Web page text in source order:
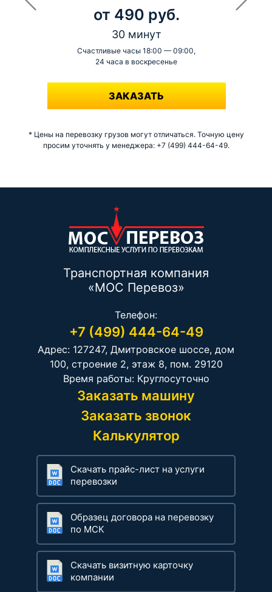
от 490 руб.
30 минут
Счастливые часы 18:00 — 09:00,
24 часа в воскресенье
-
ЗАКАЗАТЬ
* Цены на перевозку грузов могут отличаться. Точную цену
просим уточнять у менеджера: +7 (499) 444-64-49.
Транспортная компания
«МОС Перевоз»
Телефон:
+7 (499) 444-64-49
Адрес: 127247, Дмитровское шоссе, дом
100, строение 2, этаж 8, пом. 29120
Время работы: Круглосуточно
Заказать машину
Заказать звонок
Калькулятор
Скачать прайс-лист на услуги
перевозки
Образец договора на перевозку
по МСК
Скачать визитную карточку
компании